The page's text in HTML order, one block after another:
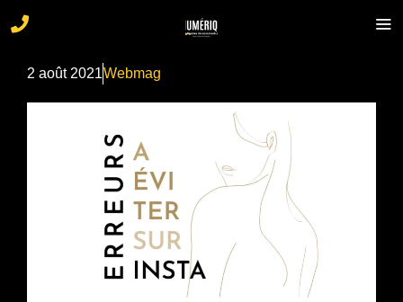
2 août 2021Webmag